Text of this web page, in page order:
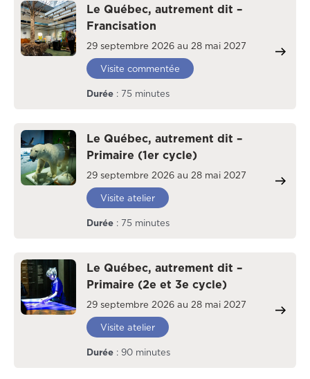
Le Québec, autrement dit –
Francisation
29 septembre 2026 au 28 mai 2027
Visite commentée
Durée : 75 minutes
Le Québec, autrement dit –
Primaire (1er cycle)
29 septembre 2026 au 28 mai 2027
Visite atelier
Durée : 75 minutes
Le Québec, autrement dit –
Primaire (2e et 3e cycle)
29 septembre 2026 au 28 mai 2027
Visite atelier
Durée : 90 minutes